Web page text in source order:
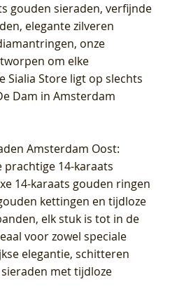
gouden sieraden, verfijnde
elegante zilveren
onze
om elke
Sialia Store ligt op slechts
Dam in Amsterdam
Amsterdam Oost:
14-karaats
14-karaats gouden ringen
kettingen en tijdloze
elk stuk is tot in de
voor zowel speciale
elegantie, schitteren
met tijdloze